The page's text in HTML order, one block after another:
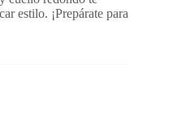
estilo. ¡Prepárate para